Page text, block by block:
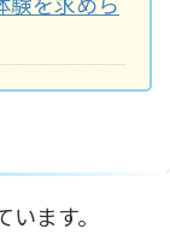
ます。